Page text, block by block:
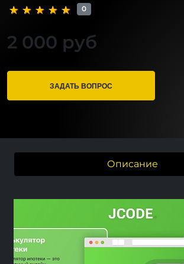
0
2 000 руб
ЗАДАТЬ ВОПРОС
Описание